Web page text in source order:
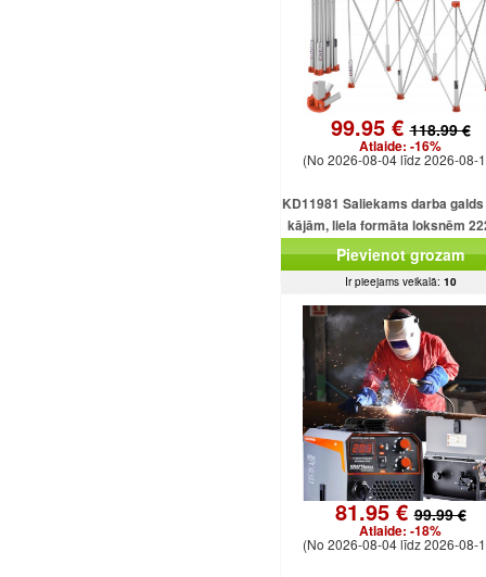
99.95 €118.99 €
Atlaide: -16%
(No 2026-08-04 līdz 2026-08-
KD11981 Saliekams darba
kājām, liela formāta loksnēm
mm, kravnesība 1000 kg.
Pievienot grozam
Ir pieejams veikalā: 10
81.95 €99.99 €
Atlaide: -18%
(No 2026-08-04 līdz 2026-08-